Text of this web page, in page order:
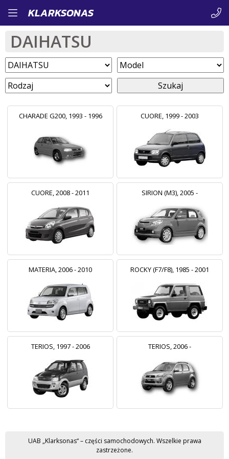
Przejdź
do
treści
KLARKSONAS
DAIHATSU
Szukaj
CHARADE G200, 1993 - 1996 CUORE, 1999 - 2003
CUORE, 2008 - 2011 SIRION (M3), 2005 -
MATERIA, 2006 - 2010 ROCKY (F7/F8), 1985 - 2001
TERIOS, 1997 - 2006 TERIOS, 2006 -
UAB „Klarksonas“ – części samochodowych. Wszelkie prawa
zastrzeżone.